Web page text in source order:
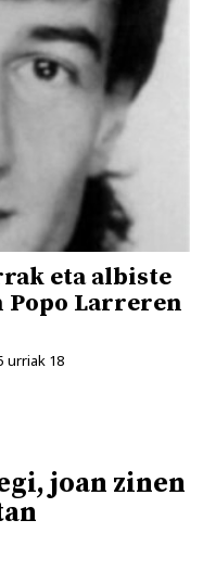
eta albiste
Popo Larreren
urriak 18
joan zinen